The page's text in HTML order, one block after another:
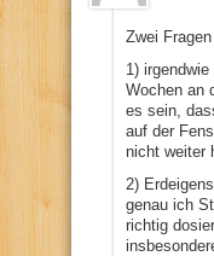
Zwei
1)
Wochen an
es sein,
auf der
nicht weiter
2)
genau ich
richtig